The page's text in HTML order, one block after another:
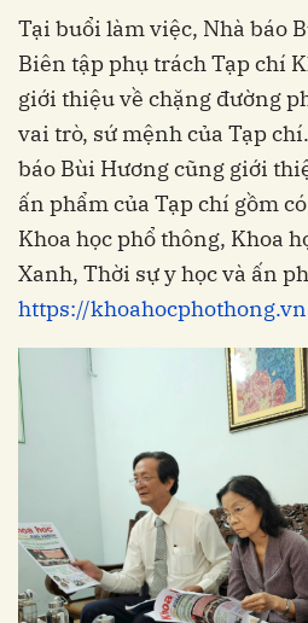
Tại buổi làm việc, Nhà báo
Biên tập phụ trách Tạp chí
giới thiệu về chặng đường
vai trò, sứ mệnh của Tạp
báo Bùi Hương cũng giới
ấn phẩm của Tạp chí gồm
Khoa học phổ thông, Khoa
Xanh, Thời sự y học và ấn
https://khoahocphothong.vn